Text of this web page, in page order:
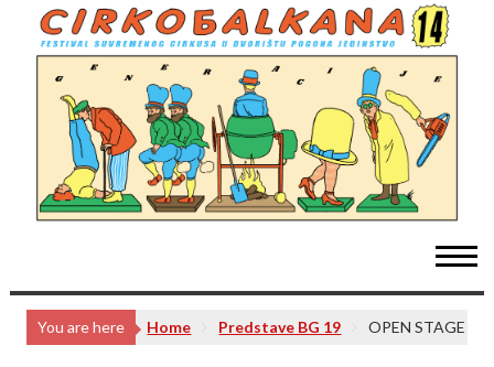
content
You are here Home Predstave BG 19 OPEN STAGE